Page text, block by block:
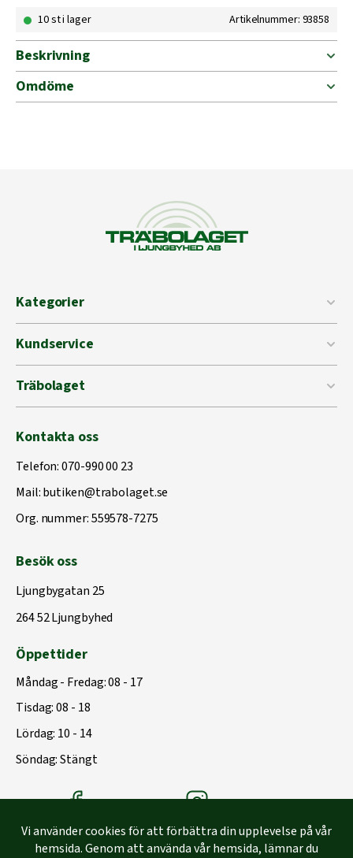
27x27x14
mängd
10 st i lager Artikelnummer: 93858
Beskrivning
Omdöme
Kategorier
Kundservice
Träbolaget
Kontakta oss
Telefon:070-990 00 23
Mail:butiken@trabolaget.se
Org. nummer: 559578-7275
Besök oss
Ljungbygatan 25
264 52 Ljungbyhed
Öppettider
Måndag - Fredag: 08 - 17
Tisdag: 08 - 18
Lördag: 10 - 14
Söndag: Stängt
Träbolagets FacebookTräbolagets instagram